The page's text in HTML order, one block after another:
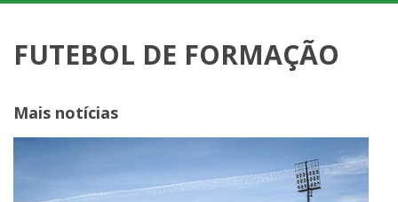
FUTEBOL DE FORMAÇÃO
Mais notícias